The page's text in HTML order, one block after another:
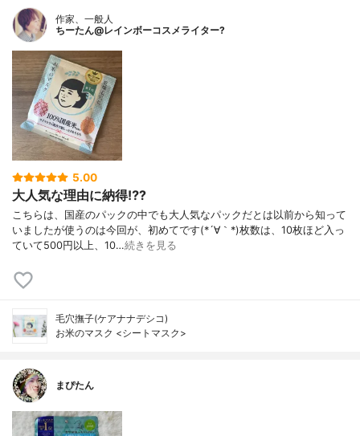
作家、一般人
ちーたん@レインボーコスメライター?
5.00
大人気な理由に納得⁉️?
こちらは、国産のパックの中でも大人気なパックだとは以前から知って
いましたが使うのは今回が、初めてです(*´∀｀*)枚数は、10枚ほど入っ
ていて500円以上、10…続きを見る
毛穴撫子(ケアナナデシコ)
お米のマスク <シートマスク>
まぴたん